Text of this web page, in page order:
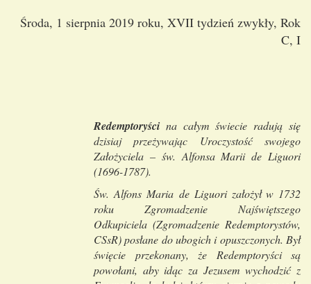
Środa, 1 sierpnia 2019 roku, XVII tydzień zwykły, Rok
C, I
Redemptoryści na całym świecie radują się
dzisiaj przeżywając Uroczystość swojego
Założyciela – św. Alfonsa Marii de Liguori
(1696-1787).
Św. Alfons Maria de Liguori założył w 1732
roku Zgromadzenie Najświętszego
Odkupiciela (Zgromadzenie Redemptorystów,
CSsR) posłane do ubogich i opuszczonych. Był
święcie przekonany, że Redemptoryści są
powołani, aby idąc za Jezusem wychodzić z